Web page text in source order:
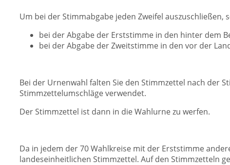
Um bei der Stimmabgabe jeden Zweifel auszuschließen,
bei der Abgabe der Erststimme in den hinter dem
bei der Abgabe der Zweitstimme in den vor der
Bei der Urnenwahl falten Sie den Stimmzettel nach der
Stimmzettelumschläge verwendet.
Der Stimmzettel ist dann in die Wahlurne zu werfen.
Da in jedem der 70 Wahlkreise mit der Erststimme
landeseinheitlichen Stimmzettel. Auf den Stimmzetteln